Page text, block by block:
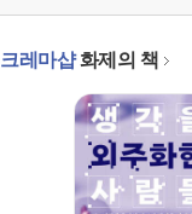
크레마샵화제의 책